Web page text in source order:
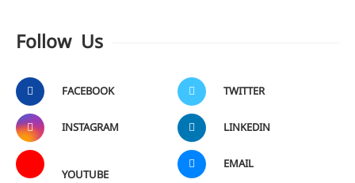
Follow Us
FACEBOOK TWITTER
INSTAGRAM LINKEDIN
YOUTUBE
EMAIL